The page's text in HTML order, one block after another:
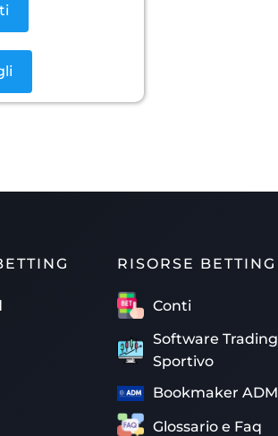
RISORSE BETTING
Conti
Software Trading
Sportivo
Bookmaker ADM
Glossario e Faq